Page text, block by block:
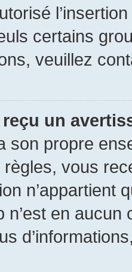
certains
veuillez
un
son propre
vous
n’appartient
n’est en